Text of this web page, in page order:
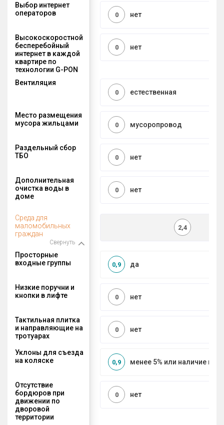
Выбор интернет
операторов
нет
0
Высокоскоростной
бесперебойный
интернет в каждой
квартире по
технологии G-PON
нет
0
Вентиляция
естественная
0
Место размещения
мусора жильцами
мусоропровод
0
Раздельный сбор
ТБО
нет
0
Дополнительная
очистка воды в
доме
нет
0
Среда для
маломобильных
граждан
Свернуть
2,4
Просторные
входные группы
да
0,9
Низкие поручни и
кнопки в лифте
нет
0
Тактильная плитка
и направляющие на
тротуарах
нет
0
Уклоны для съезда
на коляске
менее 5% или наличие
0,9
Отсутствие
бордюров при
движении по
дворовой
территории
нет
0